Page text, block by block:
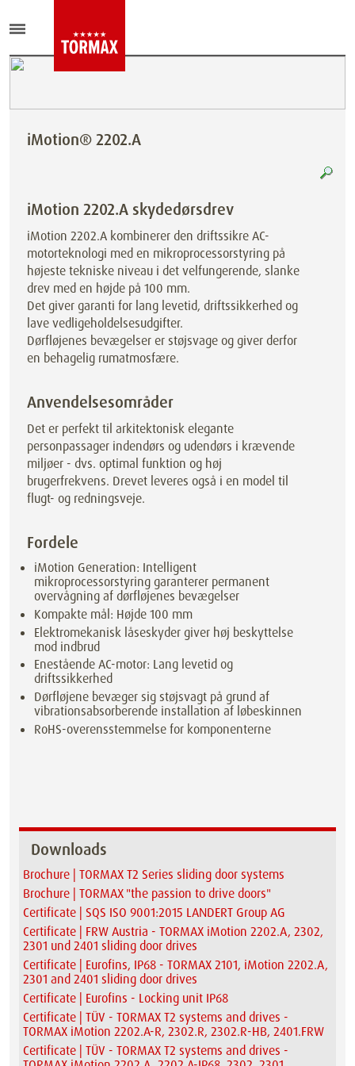
iMotion® 2202.A
iMotion 2202.A skydedørsdrev
iMotion 2202.A kombinerer den driftssikre AC-
motorteknologi med en mikroprocessorstyring på
højeste tekniske niveau i det velfungerende, slanke
drev med en højde på 100 mm.
Det giver garanti for lang levetid, driftssikkerhed og
lave vedligeholdelsesudgifter.
Dørfløjenes bevægelser er støjsvage og giver derfor
en behagelig rumatmosfære.
Anvendelsesområder
Det er perfekt til arkitektonisk elegante
personpassager indendørs og udendørs i krævende
miljøer - dvs. optimal funktion og høj
brugerfrekvens. Drevet leveres også i en model til
flugt- og redningsveje.
Fordele
iMotion Generation: Intelligent
mikroprocessorstyring garanterer permanent
overvågning af dørfløjenes bevægelser
Kompakte mål: Højde 100 mm
Elektromekanisk låseskyder giver høj beskyttelse
mod indbrud
Enestående AC-motor: Lang levetid og
driftssikkerhed
Dørfløjene bevæger sig støjsvagt på grund af
vibrationsabsorberende installation af løbeskinnen
RoHS-overensstemmelse for komponenterne
Downloads
Brochure | TORMAX T2 Series sliding door systems
Brochure | TORMAX "the passion to drive doors"
Certificate | SQS ISO 9001:2015 LANDERT Group AG
Certificate | FRW Austria - TORMAX iMotion 2202.A, 2302,
2301 und 2401 sliding door drives
Certificate | Eurofins, IP68 - TORMAX 2101, iMotion 2202.A,
2301 and 2401 sliding door drives
Certificate | Eurofins - Locking unit IP68
Certificate | TÜV - TORMAX T2 systems and drives -
TORMAX iMotion 2202.A-R, 2302.R, 2302.R-HB, 2401.FRW
Certificate | TÜV - TORMAX T2 systems and drives -